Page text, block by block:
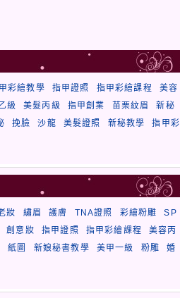
彩繪教學 指甲證照 指甲彩繪課程
美容
級
美髮丙級 指甲創業 苗栗紋眉
新秘
挽臉 沙龍 美髮證照 新秘教學 指甲彩
妝 繡眉 護膚 TNA證照 彩繪粉雕
SP
創意妝
指甲證照 指甲彩繪課程
美容丙
紙圖 新娘秘書教學 美甲一級 粉雕 婚